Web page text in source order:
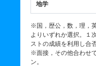
地学
※国，歴公，数，理，
よりいずれか選択。１
ストの成績を利用し合
※面接，その他合わせ
ン。